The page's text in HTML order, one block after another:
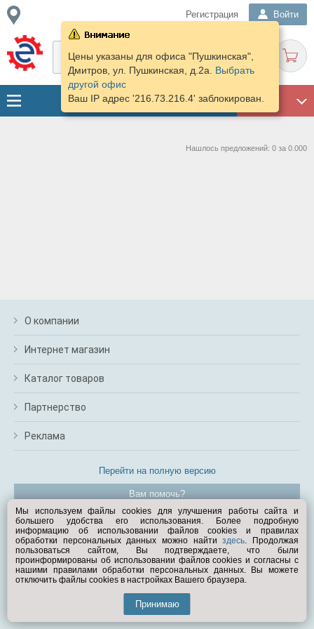
Регистрация Войти
ГАРАЖ
Цены указаны для офиса "Пушкинская",
Дмитров, ул. Пушкинская, д.2а. Выбрать
другой офис
Ваш IP адрес '216.73.216.4' заблокирован.
Нашлось предложений: 0 за 0.000
О компании
Интернет магазин
Каталог товаров
Партнерство
Реклама
Перейти на полную версию
Вам помочь?
© Exist.ru 1998—2026
Мы используем файлы cookies для улучшения работы сайта и
большего удобства его использования. Более подробную
информацию об использовании файлов cookies и правилах
обработки персональных данных можно найтиздесь. Продолжая
пользоваться сайтом, Вы подтверждаете, что были
проинформированы об использовании файлов cookies и согласны с
нашими правилами обработки персональных данных. Вы можете
отключить файлы cookies в настройках Вашего браузера.
Принимаю